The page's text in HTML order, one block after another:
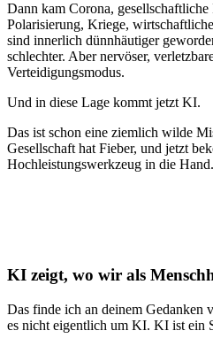
Dann kam Corona,
Polarisierung, Kriege,
sind innerlich dünnhäutiger
schlechter. Aber nervöser,
Verteidigungsmodus.
Und in diese Lage kommt jetzt KI.
Das ist schon eine ziemlich wilde
Gesellschaft hat Fieber, und jetzt
Hochleistungswerkzeug in die Hand.
KI zeigt, wo wir als
Das finde ich an deinem Gedanken
es nicht eigentlich um KI. KI ist ein